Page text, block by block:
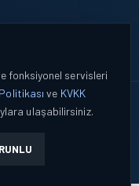
Platformu. Tüm
ve tercih yönetimi
fonksiyonel servisleri
ve KVKK
ulaşabilirsiniz.